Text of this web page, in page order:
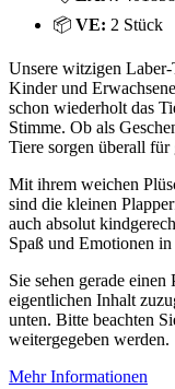
📦 VE: 2 Stück
Unsere witzigen
Kinder und
schon wiederholt das
Stimme. Ob als
Tiere sorgen überall für
Mit ihrem weichen
sind die kleinen
auch absolut
Spaß und Emotionen
Sie sehen gerade
eigentlichen Inhalt
unten. Bitte beachten
weitergegeben werden.
Mehr Informationen